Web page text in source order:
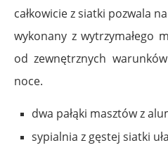
całkowicie z siatki pozwala
wykonany z wytrzymałego
od zewnętrznych
noce.
dwa pałąki masztów z
sypialnia z gęstej siatki